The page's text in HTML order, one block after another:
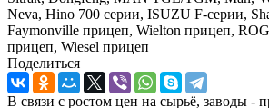
Neva, Hino 700 серии, ISUZU F-серии,
Faymonville прицеп, Wielton прицеп,
прицеп, Wiesel прицеп
Поделиться
В связи с ростом цен на сырьё,